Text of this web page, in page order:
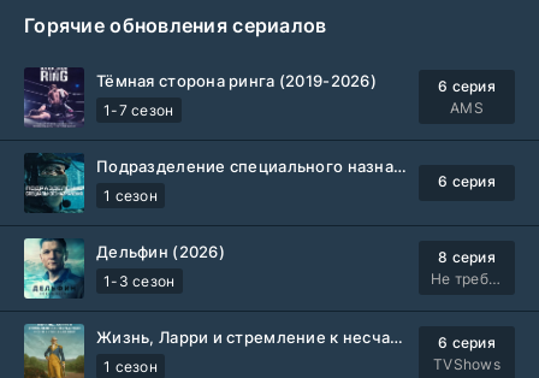
Горячие обновления сериалов
Тёмная сторона ринга (2019-2026)
1-7 сезон
6 серия
AMS
Подразделение специального назначения (2026)
1 сезон
6 серия
Дельфин (2026)
1-3 сезон
8 серия
Не требуется
Жизнь, Ларри и стремление к несчастью: Почти история Америки (2026)
1 сезон
6 серия
TVShows